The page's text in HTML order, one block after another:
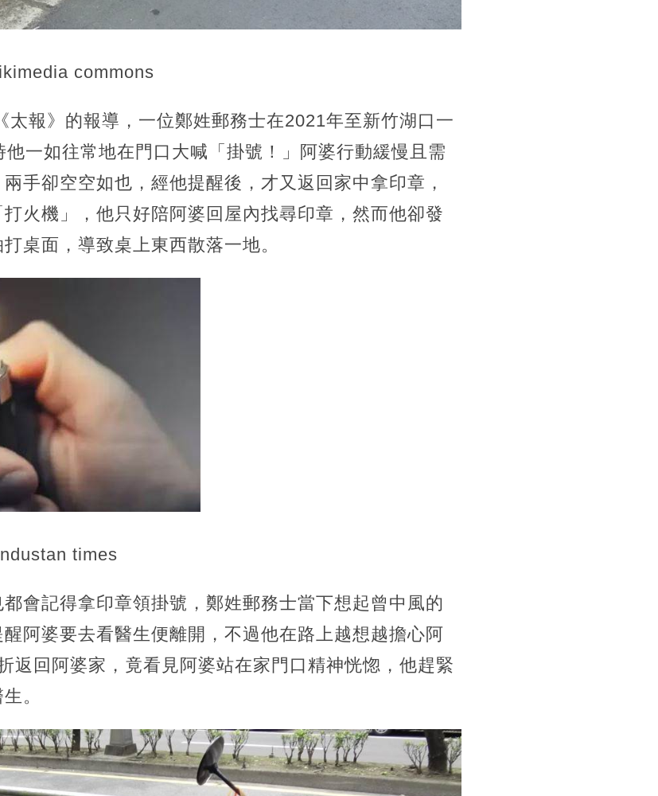
commons
太報》的報導，一位鄭姓郵務士在2021年至新竹湖口一
一如往常地在門口大喊「掛號！」 阿婆行動緩慢且需
手卻空空如也，經他提醒後，才又返回家中拿印章，
火機」，他只好陪阿婆回屋內找尋印章，然而他卻發
桌面，導致桌上東西散落一地。
times
會記得拿印章領掛號，鄭姓郵務士當下想起曾中風的
阿婆要去看醫生便離開，不過他在路上越想越擔心阿
返回阿婆家，竟看見阿婆站在家門口精神恍惚，他趕緊
。